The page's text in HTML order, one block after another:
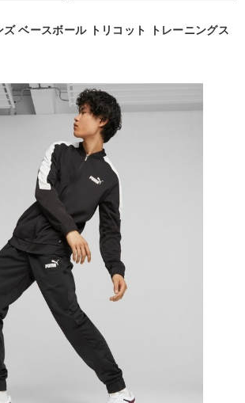
ベースボール トリコット トレーニングス